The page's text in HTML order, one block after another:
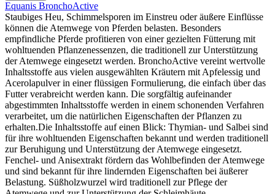
Equanis BronchoActive
Staubiges Heu, Schimmelsporen im Einstreu oder äußere Einflüsse
können die Atemwege von Pferden belasten. Besonders
empfindliche Pferde profitieren von einer gezielten Fütterung mit
wohltuenden Pflanzenessenzen, die traditionell zur Unterstützung
der Atemwege eingesetzt werden. BronchoActive vereint wertvolle
Inhaltsstoffe aus vielen ausgewählten Kräutern mit Apfelessig und
Acerolapulver in einer flüssigen Formulierung, die einfach über das
Futter verabreicht werden kann. Die sorgfältig aufeinander
abgestimmten Inhaltsstoffe werden in einem schonenden Verfahren
verarbeitet, um die natürlichen Eigenschaften der Pflanzen zu
erhalten.Die Inhaltsstoffe auf einen Blick: Thymian- und Salbei sind
für ihre wohltuenden Eigenschaften bekannt und werden traditionell
zur Beruhigung und Unterstützung der Atemwege eingesetzt.
Fenchel- und Anisextrakt fördern das Wohlbefinden der Atemwege
und sind bekannt für ihre lindernden Eigenschaften bei äußerer
Belastung. Süßholzwurzel wird traditionell zur Pflege der